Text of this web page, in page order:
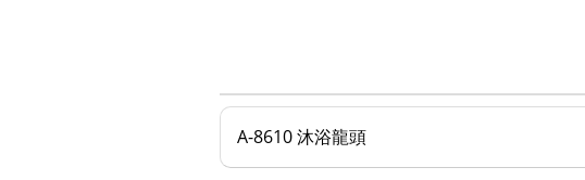
A-8610 沐浴龍頭